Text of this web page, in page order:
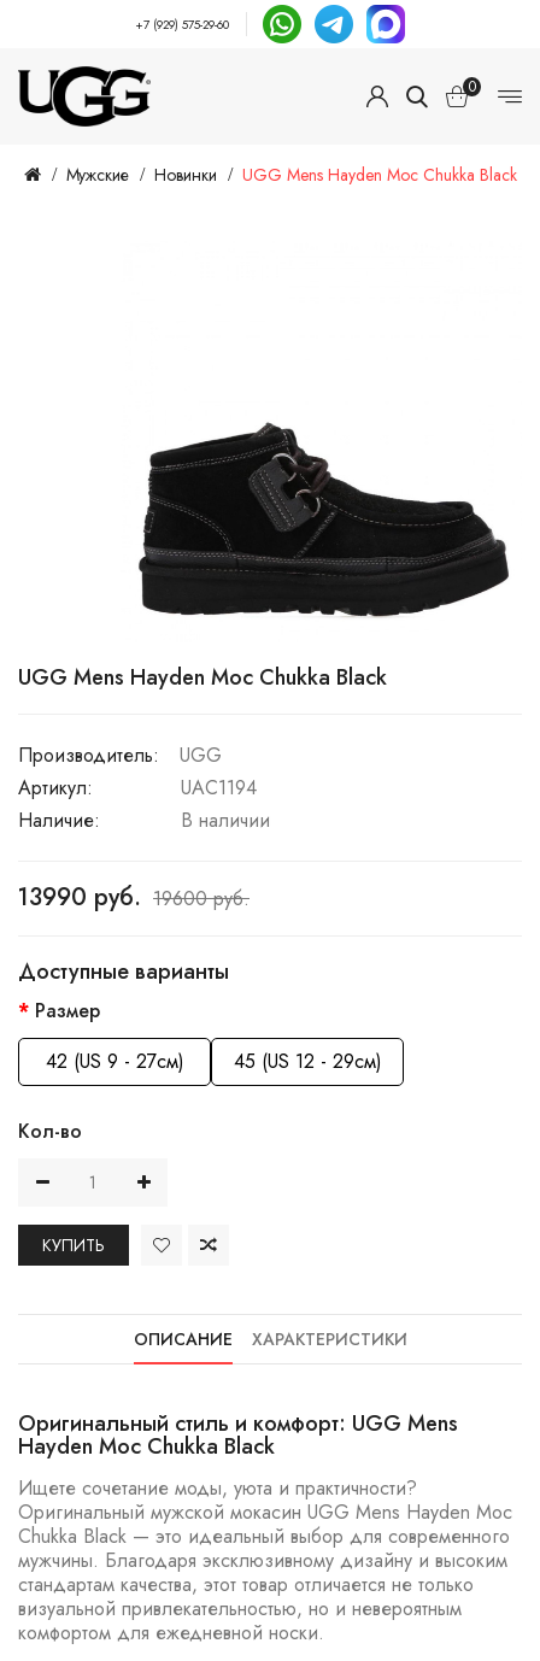
+7 (929) 575-29-60
0
Мужские Новинки UGG Mens Hayden Moc Chukka Black
UGG Mens Hayden Moc Chukka Black
Производитель:
UGG
Артикул:
UAC1194
Наличие:
В наличии
13990 руб. 19600 руб.
Доступные варианты
Размер
42 (US 9 - 27см)
45 (US 12 - 29см)
Кол-во
КУПИТЬ
ОПИСАНИЕ ХАРАКТЕРИСТИКИ
Оригинальный стиль и комфорт: UGG Mens
Hayden Moc Chukka Black
Ищете сочетание моды, уюта и практичности?
Оригинальный мужской мокасин UGG Mens Hayden Moc
Chukka Black — это идеальный выбор для современного
мужчины. Благодаря эксклюзивному дизайну и высоким
стандартам качества, этот товар отличается не только
визуальной привлекательностью, но и невероятным
комфортом для ежедневной носки.